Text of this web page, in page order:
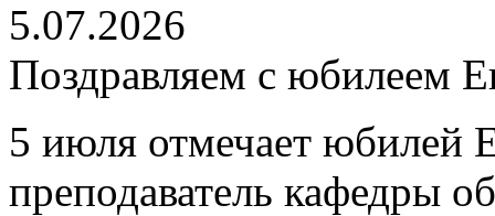
5.07.2026
Поздравляем с юбилеем
5 июля отмечает юбилей
преподаватель кафедры